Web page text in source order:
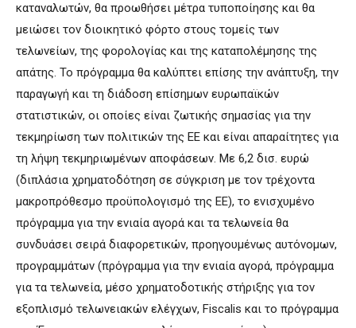
καταναλωτών, θα προωθήσει μέτρα τυποποίησης και θα
μειώσει τον διοικητικό φόρτο στους τομείς των
τελωνείων, της φορολογίας και της καταπολέμησης της
απάτης. Το πρόγραμμα θα καλύπτει επίσης την ανάπτυξη, την
παραγωγή και τη διάδοση επίσημων ευρωπαϊκών
στατιστικών, οι οποίες είναι ζωτικής σημασίας για την
τεκμηρίωση των πολιτικών της ΕΕ και είναι απαραίτητες για
τη λήψη τεκμηριωμένων αποφάσεων. Με 6,2 δισ. ευρώ
(διπλάσια χρηματοδότηση σε σύγκριση με τον τρέχοντα
μακροπρόθεσμο προϋπολογισμό της ΕΕ), το ενισχυμένο
πρόγραμμα για την ενιαία αγορά και τα τελωνεία θα
συνδυάσει σειρά διαφορετικών, προηγουμένως αυτόνομων,
προγραμμάτων (πρόγραμμα για την ενιαία αγορά, πρόγραμμα
για τα τελωνεία, μέσο χρηματοδοτικής στήριξης για τον
εξοπλισμό τελωνειακών ελέγχων, Fiscalis και το πρόγραμμα